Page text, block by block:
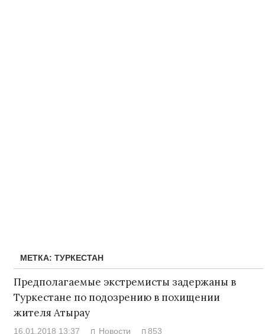
МЕТКА: ТУРКЕСТАН
Предполагаемые экстремисты задержаны в
Туркестане по подозрению в похищении
жителя Атырау
16.01.2018 13:37 Новости 853